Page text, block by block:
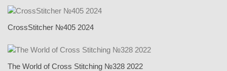
CrossStitcher №405 2024
The World of Cross Stitching №328 2022